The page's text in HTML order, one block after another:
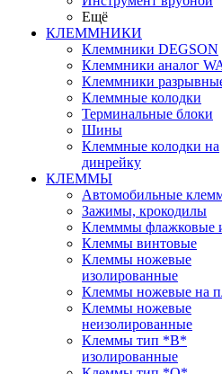
Ещё
КЛЕММНИКИ
Клеммники DEGSON
Клеммники аналог
Клеммники
Клеммные колодки
Терминальные блоки
Шины
Клеммные колодки на
динрейку
КЛЕММЫ
Автомобильные
Зажимы, крокодилы
Клемммы флажковые
Клеммы винтовые
Клеммы ножевые
изолированные
Клеммы ножевые на
Клеммы ножевые
неизолированные
Клеммы тип *B*
изолированные